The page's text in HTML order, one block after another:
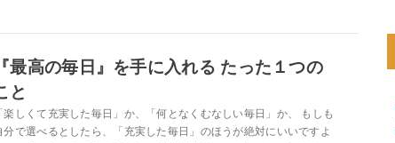
最高の毎日』を手に入れる たった１つの
と
楽しくて充実した毎日」か、「何となくむなしい毎日」か、 もしも
分で選べるとしたら、「充実した毎日」のほうが絶対にいいですよ